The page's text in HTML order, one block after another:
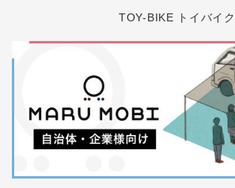
TOY-BIKE トイバイク